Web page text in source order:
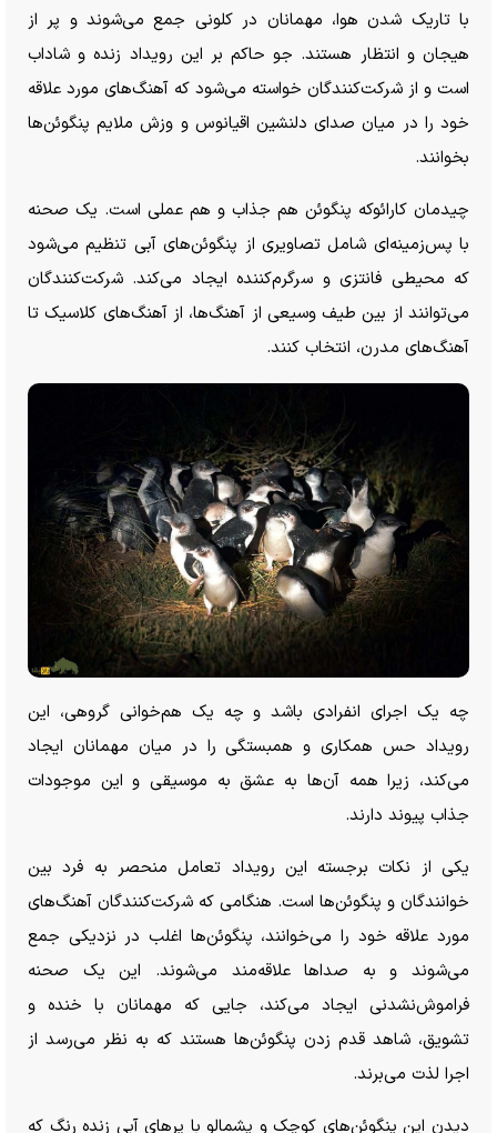
با تاریک شدن هوا، مهمانان در کلونی جمع می‌شوند و پر از
هیجان و انتظار هستند. جو حاکم بر این رویداد زنده و شاداب
است و از شرکت‌کنندگان خواسته می‌شود که آهنگ‌های مورد علاقه
خود را در میان صدای دلنشین اقیانوس و وزش ملایم پنگوئن‌ها
بخوانند.
چیدمان کارائوکه پنگوئن هم جذاب و هم عملی است. یک صحنه
با پس‌زمینه‌ای شامل تصاویری از پنگوئن‌های آبی تنظیم می‌شود
که محیطی فانتزی و سرگرم‌کننده ایجاد می‌کند. شرکت‌کنندگان
می‌توانند از بین طیف وسیعی از آهنگ‌ها، از آهنگ‌های کلاسیک تا
آهنگ‌های مدرن، انتخاب کنند.
چه یک اجرای انفرادی باشد و چه یک هم‌خوانی گروهی، این
رویداد حس همکاری و همبستگی را در میان مهمانان ایجاد
می‌کند، زیرا همه آن‌ها به عشق به موسیقی و این موجودات
جذاب پیوند دارند.
یکی از نکات برجسته این رویداد تعامل منحصر به فرد بین
خوانندگان و پنگوئن‌ها است. هنگامی که شرکت‌کنندگان آهنگ‌های
مورد علاقه خود را می‌خوانند، پنگوئن‌ها اغلب در نزدیکی جمع
می‌شوند و به صدا‌ها علاقه‌مند می‌شوند. این یک صحنه
فراموش‌نشدنی ایجاد می‌کند، جایی که مهمانان با خنده و
تشویق، شاهد قدم زدن پنگوئن‌ها هستند که به نظر می‌رسد از
اجرا لذت می‌برند.
دیدن این پنگوئن‌های کوچک و پشمالو با پر‌های آبی زنده رنگ که